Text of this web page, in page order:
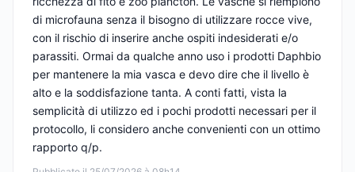
di microfauna senza il bisogno di utilizzare rocce vive,
con il rischio di inserire anche ospiti indesiderati e/o
parassiti. Ormai da qualche anno uso i prodotti Daphbio
per mantenere la mia vasca e devo dire che il livello è
alto e la soddisfazione tanta. A conti fatti, vista la
semplicità di utilizzo ed i pochi prodotti necessari per il
protocollo, li considero anche convenienti con un ottimo
rapporto q/p.